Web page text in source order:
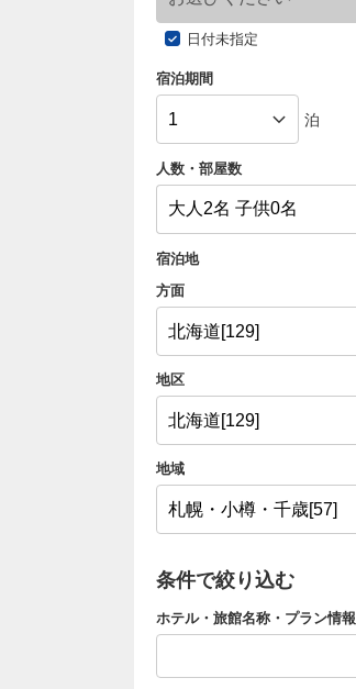
日付未指定
宿泊期間
泊
人数・部屋数
宿泊地
方面
地区
地域
条件で絞り込む
ホテル・旅館名称・プラン情報